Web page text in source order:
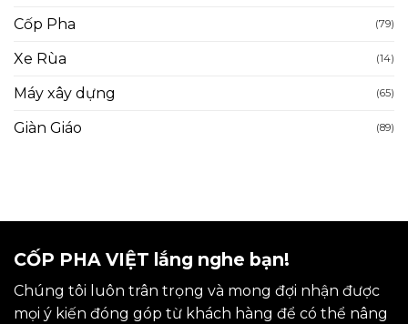
Cốp Pha (79)
Xe Rùa (14)
Máy xây dựng (65)
Giàn Giáo (89)
CỐP PHA VIỆT lắng nghe bạn!
Chúng tôi luôn trân trọng và mong đợi nhận được
mọi ý kiến đóng góp từ khách hàng để có thể nâng